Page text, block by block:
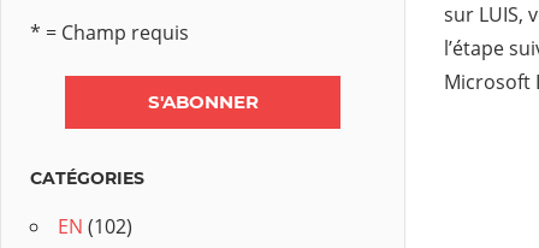
sur LUIS,
l’étape
Microsoft
* = Champ requis
CATÉGORIES
EN (102)